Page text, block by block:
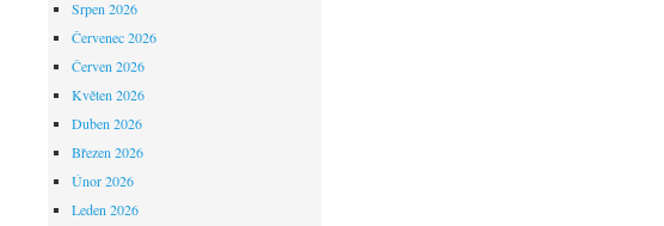
Srpen 2026
Červenec 2026
Červen 2026
Květen 2026
Duben 2026
Březen 2026
Únor 2026
Leden 2026